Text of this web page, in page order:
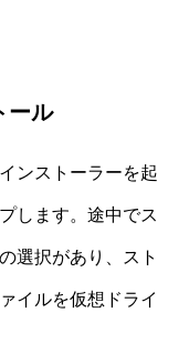
ール
ンストーラーを起
します。途中でス
選択があり、スト
イルを仮想ドライ